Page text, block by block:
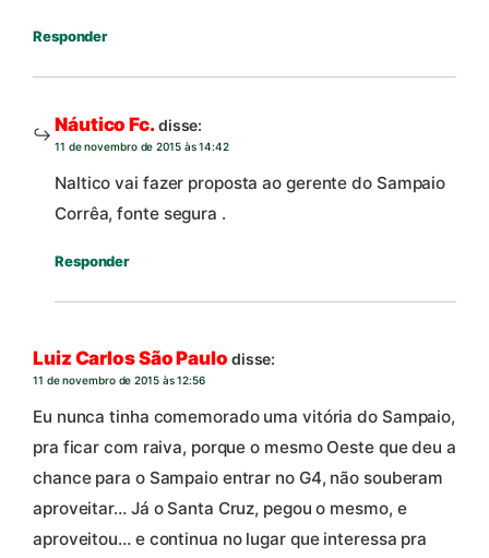
Responder
Náutico Fc.disse:
11 de novembro de 2015 às 14:42
Naltico vai fazer proposta ao gerente do Sampaio
Corrêa, fonte segura .
Responder
Luiz Carlos São Paulo disse:
11 de novembro de 2015 às 12:56
Eu nunca tinha comemorado uma vitória do Sampaio,
pra ficar com raiva, porque o mesmo Oeste que deu a
chance para o Sampaio entrar no G4, não souberam
aproveitar… Já o Santa Cruz, pegou o mesmo, e
aproveitou… e continua no lugar que interessa pra